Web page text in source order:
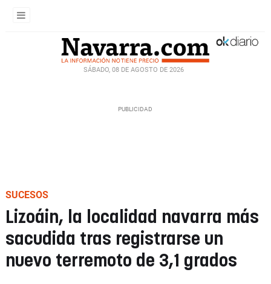
SÁBADO, 08 DE AGOSTO DE 2026
SUCESOS
Lizoáin, la localidad navarra más
sacudida tras registrarse un
nuevo terremoto de 3,1 grados